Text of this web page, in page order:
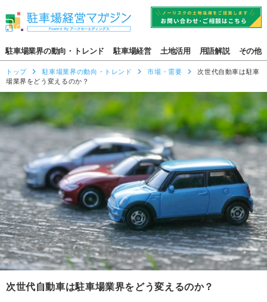
駐車場業界の動向・トレンド 駐車場経営 土地活用 用語解説 その他
トップ 駐車場業界の動向・トレンド 市場・需要
次世代自動車は駐車
場業界をどう変えるのか？
次世代自動車は駐車場業界をどう変えるのか？